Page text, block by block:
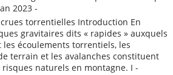
2023 -
torrentielles Introduction En
gravitaires dits « rapides » auxquels
écoulements torrentiels, les
terrain et les avalanches constituent
naturels en montagne. I -